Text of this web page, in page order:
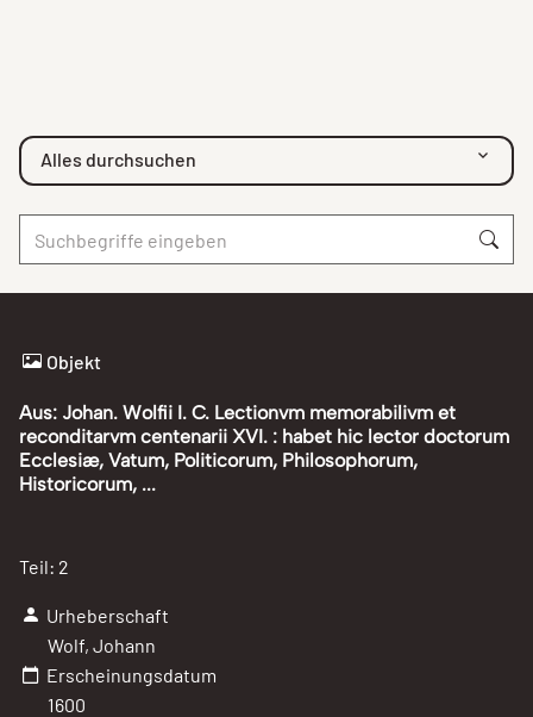
Alles durchsuchen
Objekt
Aus: Johan. Wolfii I. C. Lectionvm memorabilivm et
reconditarvm centenarii XVI. : habet hic lector doctorum
Ecclesiæ, Vatum, Politicorum, Philosophorum,
Historicorum, ...
Teil: 2
Urheberschaft
Wolf, Johann
Erscheinungsdatum
1600